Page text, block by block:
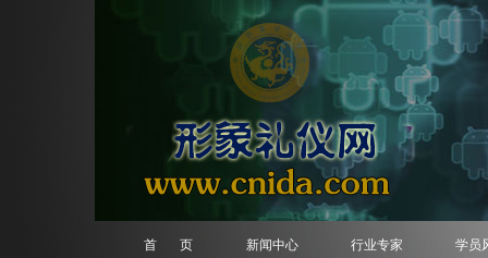
首 页 新闻中心 行业专家
学员